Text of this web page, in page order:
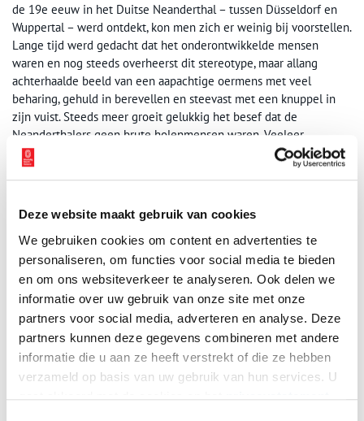
Deze website maakt gebruik van cookies
We gebruiken cookies om content en advertenties te
personaliseren, om functies voor social media te bieden
en om ons websiteverkeer te analyseren. Ook delen we
informatie over uw gebruik van onze site met onze
partners voor social media, adverteren en analyse. Deze
partners kunnen deze gegevens combineren met andere
informatie die u aan ze heeft verstrekt of die ze hebben
verzameld op basis van uw gebruik van hun services. U
de 19e eeuw in het Duitse Neanderthal – tussen Düsseldorf en
Wuppertal – werd ontdekt, kon men zich er weinig bij voorstellen.
Lange tijd werd gedacht dat het onderontwikkelde mensen
waren en nog steeds overheerst dit stereotype, maar allang
achterhaalde beeld van een aapachtige oermens met veel
beharing, gehuld in berevellen en steevast met een knuppel in
zijn vuist. Steeds meer groeit gelukkig het besef dat de
Neanderthalers geen brute holenmensen waren. Veeleer
vormden ze een mensensoort die op veel vlakken superieur was
aan de huidige mens. Zo waren ze veel beter opgewassen tegen
tegen de grootste roofdieren. Ook op intellectueel gebied waren
zij niet onontwikkeld. Ze leefden en jaagden immers in groepen,
wat een goede coördinatie, planning, communicatie en
vaardigheden vergde.
Verdwenen?
De oorzaak van het verdwijnen van de Neanderthalers na een
periode van ruim 200.000 jaar (de huidige mens bestaat pas zo’n
50.000 jaar) was lange tijd een groot raadsel. Uit recent DNA-